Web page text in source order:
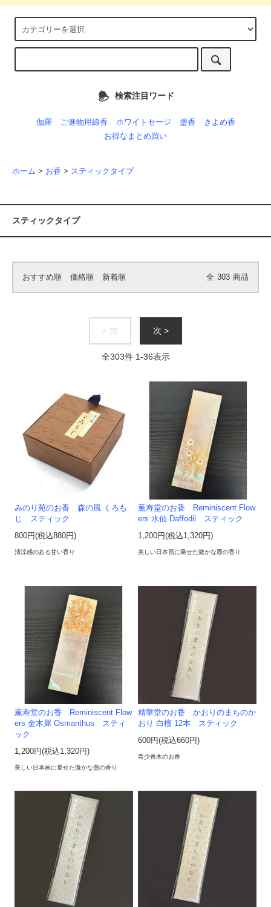
検索注目ワード
伽羅 ご進物用線香 ホワイトセージ 塗香
きよめ香
お得なまとめ買い
ホーム > お香 > スティックタイプ
スティックタイプ
おすすめ順 価格順 新着順 全 303 商品
< 前 次 >
全303件 1-36表示
みのり苑のお香 森の風 くろも
じ スティック
800円(税込880円)
清涼感のある甘い香り
薫寿堂のお香 Reminiscent Flow
ers 水仙 Daffodil スティック
1,200円(税込1,320円)
美しい日本画に乗せた微かな墨の香り
薫寿堂のお香 Reminiscent Flow
ers 金木犀 Osmanthus スティ
ック
1,200円(税込1,320円)
美しい日本画に乗せた微かな墨の香り
精華堂のお香 かおりのまちのか
おり 白檀 12本 スティック
600円(税込660円)
希少香木のお香